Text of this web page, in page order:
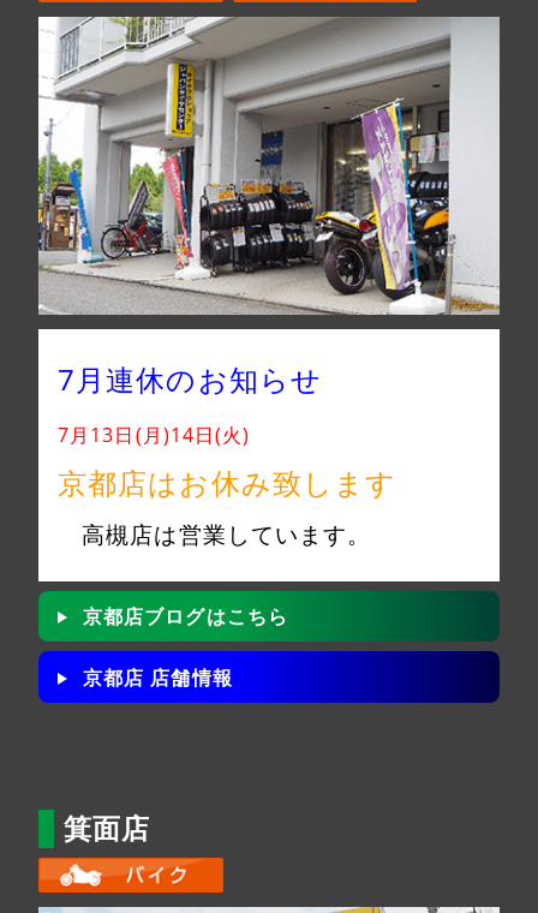
7月連休のお知らせ
7月13日(月)14日(火)
京都店はお休み致します
高槻店は営業しています。
京都店ブログはこちら
京都店 店舗情報
箕面店